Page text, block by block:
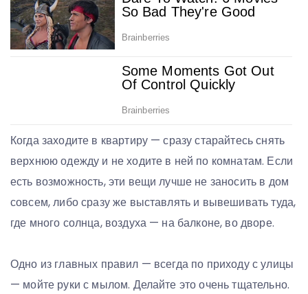
Когда заходите в квартиру — сразу старайтесь снять
верхнюю одежду и не ходите в ней по комнатам. Если
есть возможность, эти вещи лучше не заносить в дом
совсем, либо сразу же выставлять и вывешивать туда,
где много солнца, воздуха — на балконе, во дворе.
Одно из главных правил — всегда по приходу с улицы
— мойте руки с мылом. Делайте это очень тщательно.